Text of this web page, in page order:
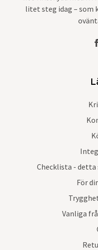
litet steg idag – som
Checklista - detta
För
Vanliga